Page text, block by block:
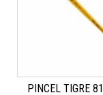
PINCEL TIGRE